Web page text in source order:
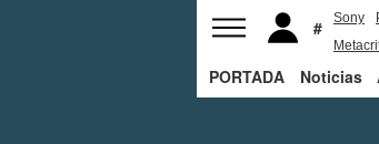
Sony
PORTADA Noticias